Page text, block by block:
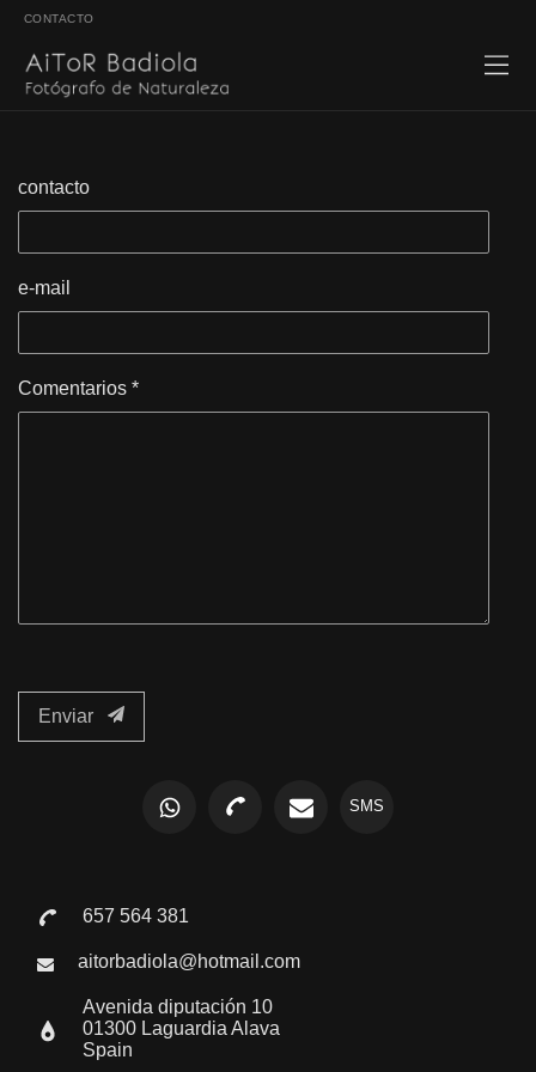
CONTACTO
contacto
e-mail
Comentarios *
Enviar
SMS
657 564 381
aitorbadiola@hotmail.com
Avenida diputación 10
01300 Laguardia Alava
Spain